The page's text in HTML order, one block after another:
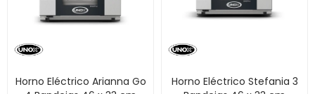
Horno Eléctrico Arianna Go
Horno Eléctrico Stefania 3